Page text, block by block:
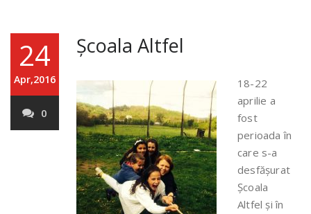
24
Apr,2016
0
Școala Altfel
18-22
aprilie a
fost
perioada în
care s-a
desfășurat
Școala
Altfel și în